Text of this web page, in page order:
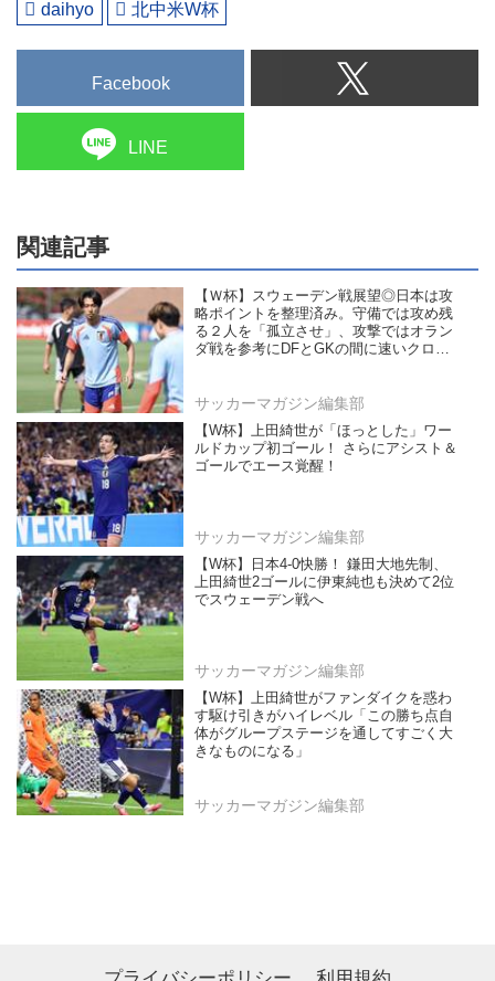
daihyo
北中米W杯
Facebook
LINE
関連記事
【Ｗ杯】スウェーデン戦展望◎日本は攻
略ポイントを整理済み。守備では攻め残
る２人を「孤立させ」、攻撃ではオラン
ダ戦を参考にDFとGKの間に速いクロス
サッカーマガジン編集部
【W杯】上田綺世が「ほっとした」ワー
ルドカップ初ゴール！ さらにアシスト＆
ゴールでエース覚醒！
サッカーマガジン編集部
【W杯】日本4-0快勝！ 鎌田大地先制、
上田綺世2ゴールに伊東純也も決めて2位
でスウェーデン戦へ
サッカーマガジン編集部
【W杯】上田綺世がファンダイクを惑わ
す駆け引きがハイレベル「この勝ち点自
体がグループステージを通してすごく大
きなものになる」
サッカーマガジン編集部